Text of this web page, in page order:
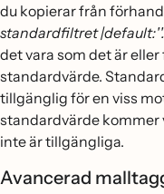
du kopierar från
standardfiltret|default:''.
det vara som det är
standardvärde.
tillgänglig för en viss
standardvärde kommer
inte är tillgängliga.
Avancerad